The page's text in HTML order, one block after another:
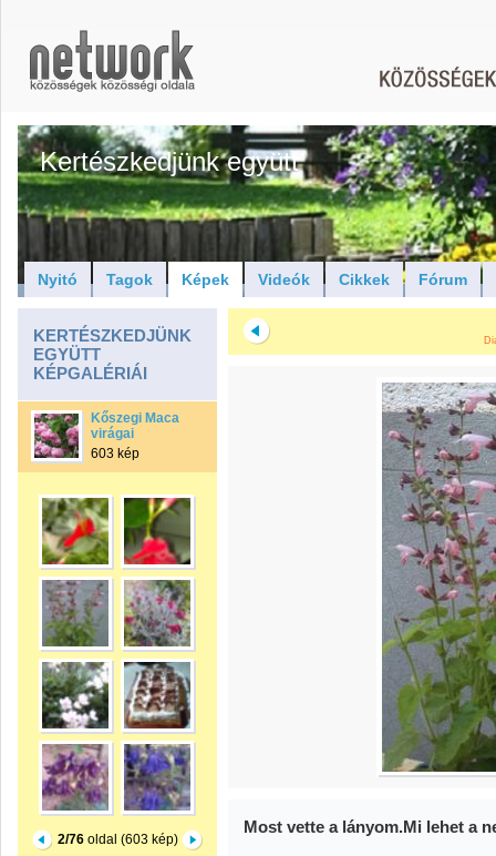
Kertészkedjünk együtt
Nyitó Tagok Képek Videók Cikkek Fórum
KERTÉSZKEDJÜNK
EGYÜTT
KÉPGALÉRIÁI
Kőszegi Maca
virágai
603 kép
2/76oldal (603 kép)
Most vette a lányom.Mi lehet a